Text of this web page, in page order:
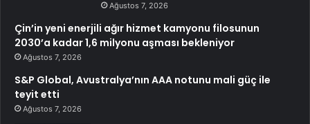
Ağustos 7, 2026
Çin’in yeni enerjili ağır hizmet kamyonu filosunun
2030’a kadar 1,6 milyonu aşması bekleniyor
Ağustos 7, 2026
S&P Global, Avustralya’nın AAA notunu mali güç ile
teyit etti
Ağustos 7, 2026